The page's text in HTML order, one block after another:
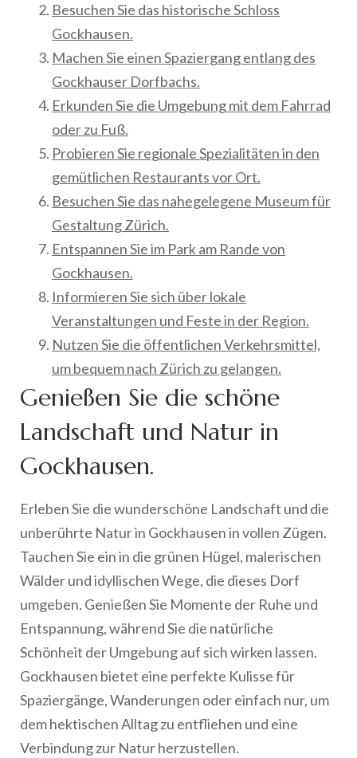
Besuchen Sie das historische Schloss
Gockhausen.
Machen Sie einen Spaziergang entlang des
Gockhauser Dorfbachs.
Erkunden Sie die Umgebung mit dem Fahrrad
oder zu Fuß.
Probieren Sie regionale Spezialitäten in den
gemütlichen Restaurants vor Ort.
Besuchen Sie das nahegelegene Museum für
Gestaltung Zürich.
Entspannen Sie im Park am Rande von
Gockhausen.
Informieren Sie sich über lokale
Veranstaltungen und Feste in der Region.
Nutzen Sie die öffentlichen Verkehrsmittel,
um bequem nach Zürich zu gelangen.
Genießen Sie die schöne
Landschaft und Natur in
Gockhausen.
Erleben Sie die wunderschöne Landschaft und die
unberührte Natur in Gockhausen in vollen Zügen.
Tauchen Sie ein in die grünen Hügel, malerischen
Wälder und idyllischen Wege, die dieses Dorf
umgeben. Genießen Sie Momente der Ruhe und
Entspannung, während Sie die natürliche
Schönheit der Umgebung auf sich wirken lassen.
Gockhausen bietet eine perfekte Kulisse für
Spaziergänge, Wanderungen oder einfach nur, um
dem hektischen Alltag zu entfliehen und eine
Verbindung zur Natur herzustellen.